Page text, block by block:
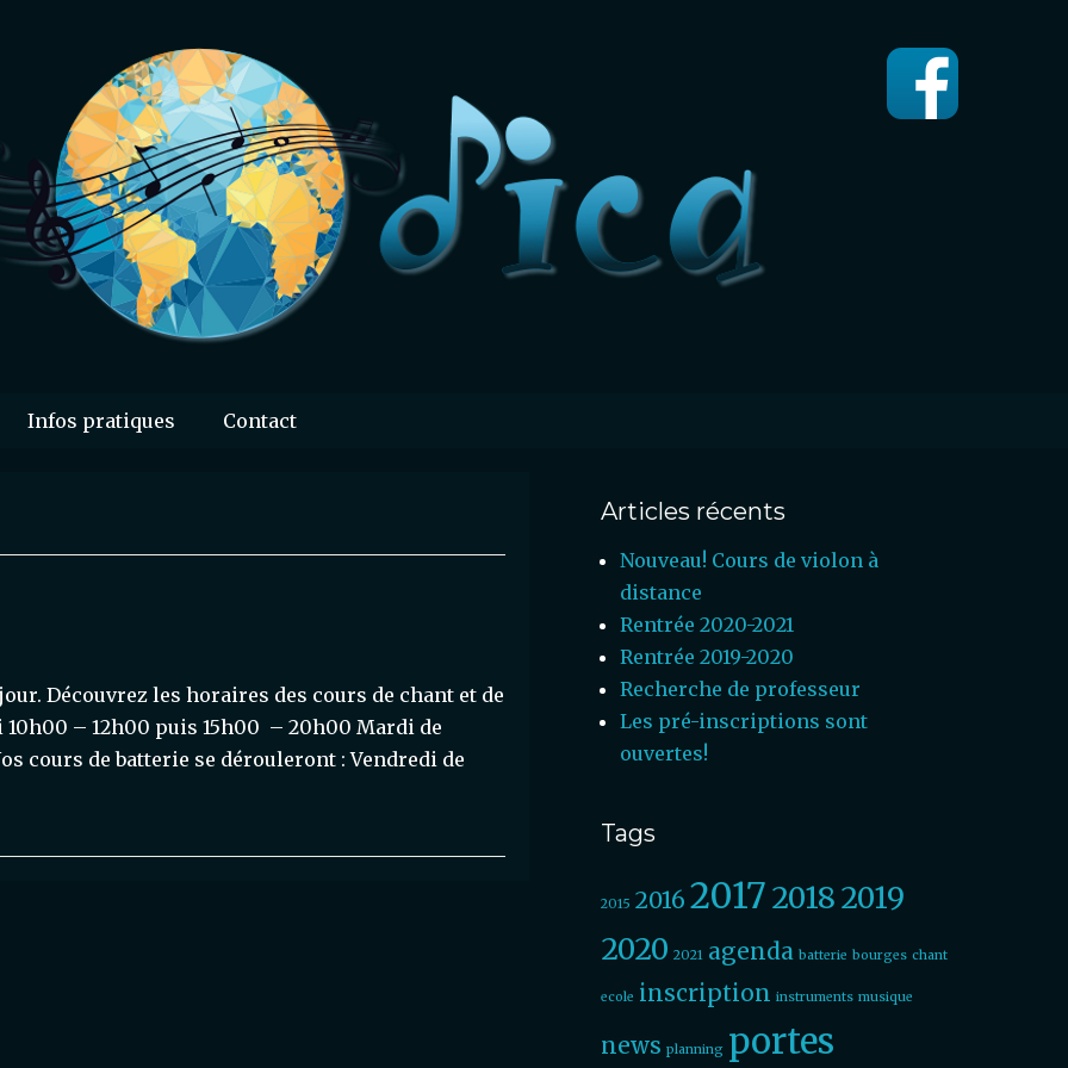
Infos pratiques Contact
Découvrez les horaires des cours de chant et de
– 12h00 puis 15h00 – 20h00 Mardi de
cours de batterie se dérouleront : Vendredi de
Articles récents
Nouveau! Cours de violon à
distance
Rentrée 2020-2021
Rentrée 2019-2020
Recherche de professeur
Les pré-inscriptions sont
ouvertes!
Tags
2015 2016 201720182019
2020 2021 agenda batterie bourges chant
ecole inscription instruments musique
news planning portes